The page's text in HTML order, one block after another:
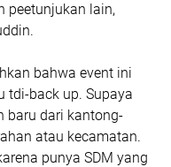
peetunjukan lain,
bahwa event ini
tdi-back up. Supaya
baru dari kantong-
atau kecamatan.
punya SDM yang